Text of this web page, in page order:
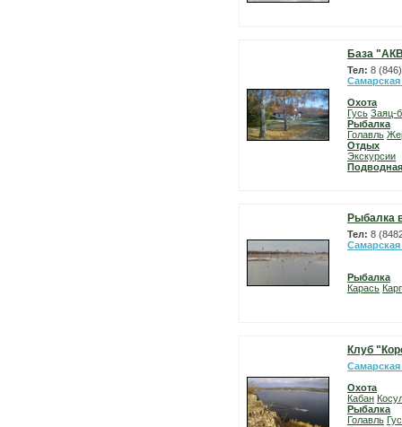
База
Тел: 8
Самарская
Охота
Гусь Заяц-
Рыбалка
Голавль
Отдых
Экскурсии
Рыбалка
Тел: 8
Самарская
Рыбалка
Карась
Клуб
Самарская
Охота
Кабан
Рыбалка
Голавль